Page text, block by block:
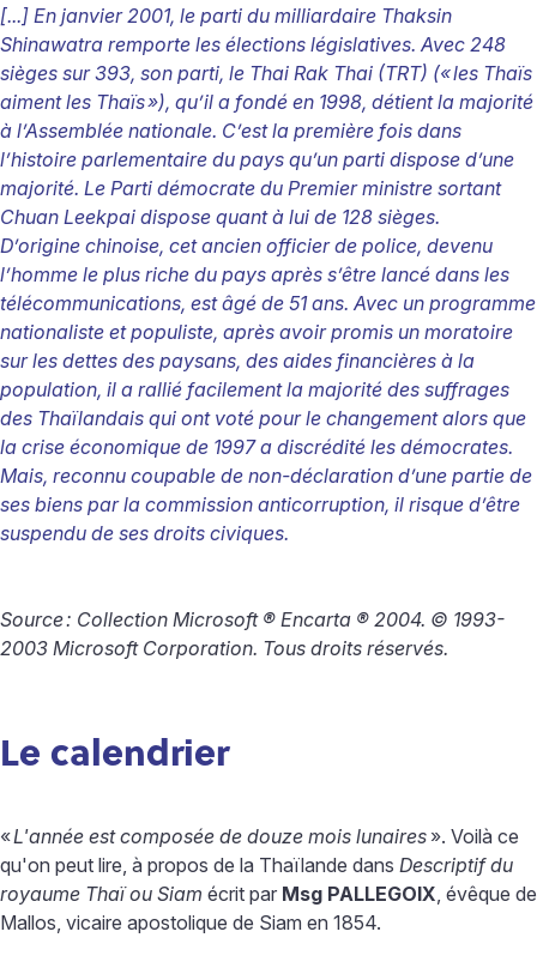
[...] En janvier 2001, le parti du milliardaire Thaksin
Shinawatra remporte les élections législatives. Avec 248
sièges sur 393, son parti, le Thai Rak Thai (TRT) («les Thaïs
aiment les Thaïs»), qu’il a fondé en 1998, détient la majorité
à l’Assemblée nationale. C’est la première fois dans
l’histoire parlementaire du pays qu’un parti dispose d’une
majorité. Le Parti démocrate du Premier ministre sortant
Chuan Leekpai dispose quant à lui de 128 sièges.
D’origine chinoise, cet ancien officier de police, devenu
l’homme le plus riche du pays après s’être lancé dans les
télécommunications, est âgé de 51 ans. Avec un programme
nationaliste et populiste, après avoir promis un moratoire
sur les dettes des paysans, des aides financières à la
population, il a rallié facilement la majorité des suffrages
des Thaïlandais qui ont voté pour le changement alors que
la crise économique de 1997 a discrédité les démocrates.
Mais, reconnu coupable de non-déclaration d’une partie de
ses biens par la commission anticorruption, il risque d’être
suspendu de ses droits civiques.
Source: Collection Microsoft ® Encarta ® 2004. © 1993-
2003 Microsoft Corporation. Tous droits réservés.
Le calendrier
«L'année est composée de douze mois lunaires ». Voilà ce
qu'on peut lire, à propos de la Thaïlande dans Descriptif du
royaume Thaï ou Siam écrit par Msg PALLEGOIX, évêque de
Mallos, vicaire apostolique de Siam en 1854.